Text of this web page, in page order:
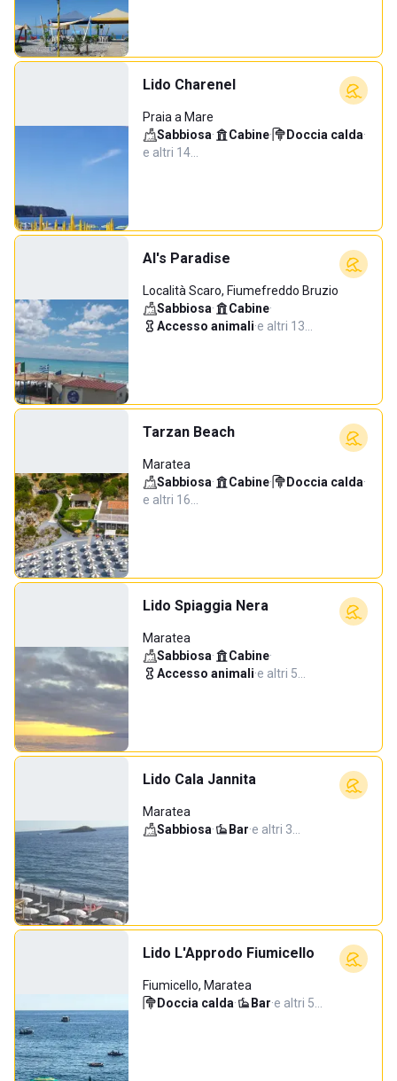
Lido Charenel
Praia a Mare
Sabbiosa· Cabine· Doccia calda·
e altri 14…
Al's Paradise
Località Scaro, Fiumefreddo Bruzio
Sabbiosa· Cabine·
Accesso animali·e altri 13…
Tarzan Beach
Maratea
Sabbiosa· Cabine· Doccia calda·
e altri 16…
Lido Spiaggia Nera
Maratea
Sabbiosa· Cabine·
Accesso animali·e altri 5…
Lido Cala Jannita
Maratea
Sabbiosa· Bar·e altri 3…
Lido L'Approdo Fiumicello
Fiumicello, Maratea
Doccia calda· Bar·e altri 5…